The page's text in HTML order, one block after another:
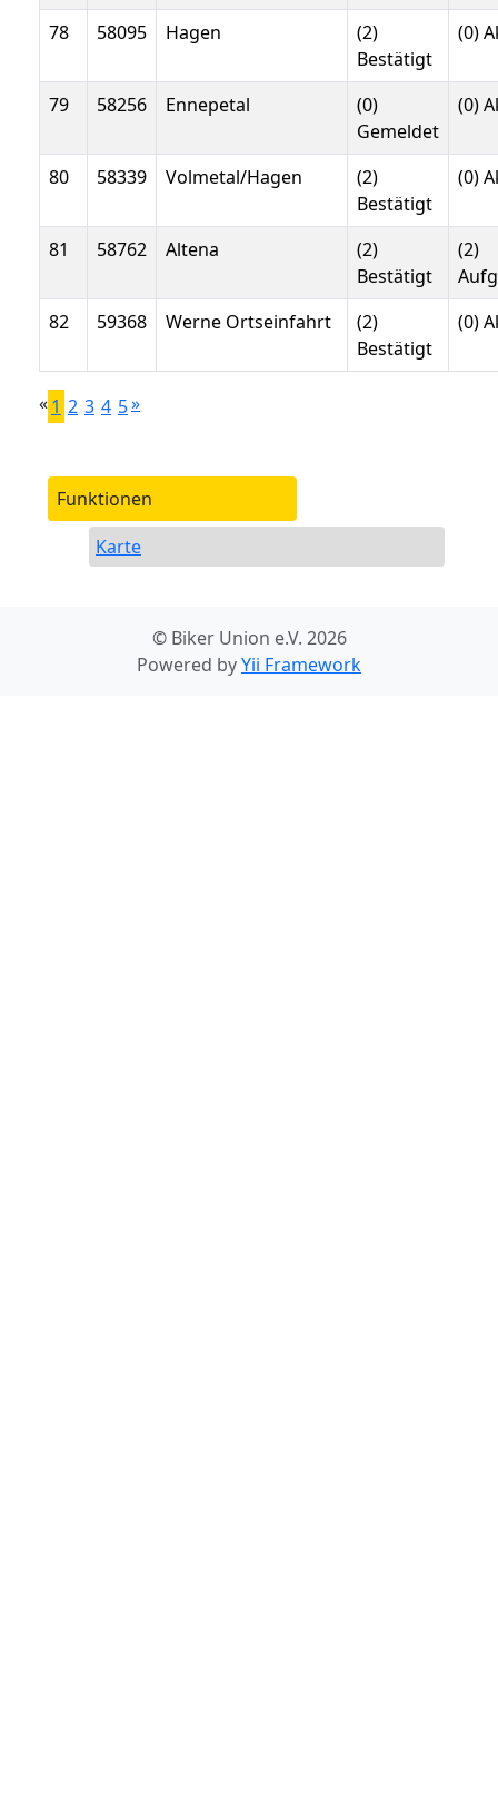
78 58095 Hagen
(2)
Bestätigt
(0)
79 58256 Ennepetal
(0)
Gemeldet
(0)
80 58339 Volmetal/Hagen
(2)
Bestätigt
(0)
81 58762 Altena
(2)
Bestätigt
(2)
82
59368 Werne Ortseinfahrt
(2)
Bestätigt
(0)
«1 2 3 4 5»
Funktionen
Karte
© Biker Union e.V. 2026
Powered byYii Framework